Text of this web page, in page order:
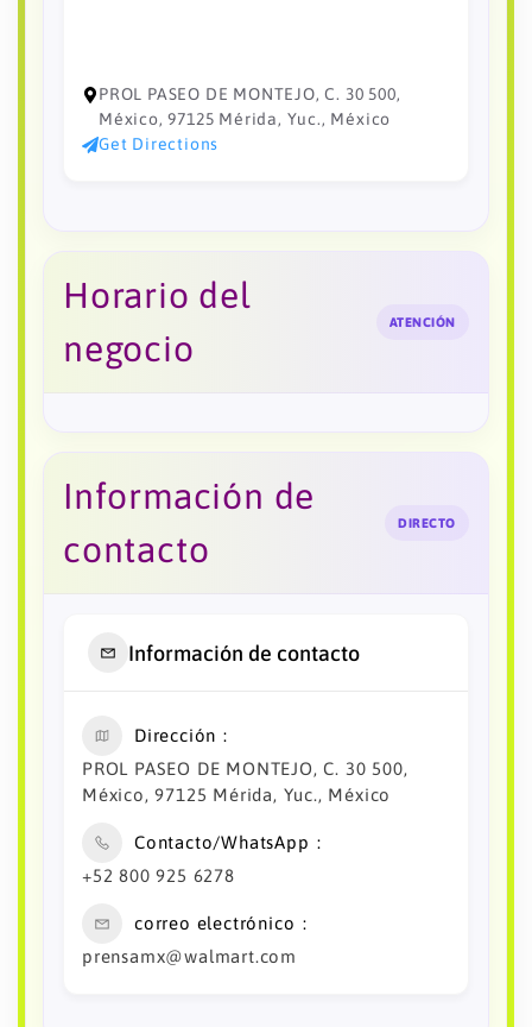
PROL PASEO DE MONTEJO, C. 30 500,
México, 97125 Mérida, Yuc., México
Get Directions
Horario del
negocio
ATENCIÓN
Información de
contacto
DIRECTO
Información de contacto
Dirección
PROL PASEO DE MONTEJO, C. 30 500,
México, 97125 Mérida, Yuc., México
Contacto/WhatsApp
+52 800 925 6278
correo electrónico
prensamx@walmart.com